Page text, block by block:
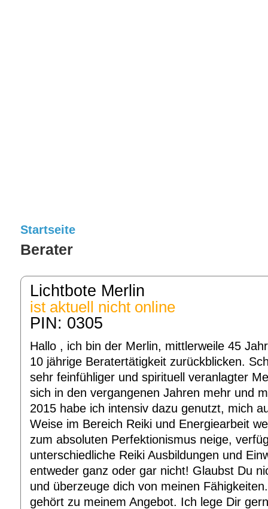
Startseite
Berater
Lichtbote Merlin
ist aktuell nicht online
PIN: 0305
Hallo , ich bin der Merlin, mittlerweile 45
10 jährige Beratertätigkeit zurückblicken.
sehr feinfühliger und spirituell veranlagter
sich in den vergangenen Jahren mehr und
2015 habe ich intensiv dazu genutzt, mich
Weise im Bereich Reiki und Energiearbeit
zum absoluten Perfektionismus neige,
unterschiedliche Reiki Ausbildungen und
entweder ganz oder gar nicht! Glaubst Du
und überzeuge dich von meinen
gehört zu meinem Angebot. Ich lege Dir